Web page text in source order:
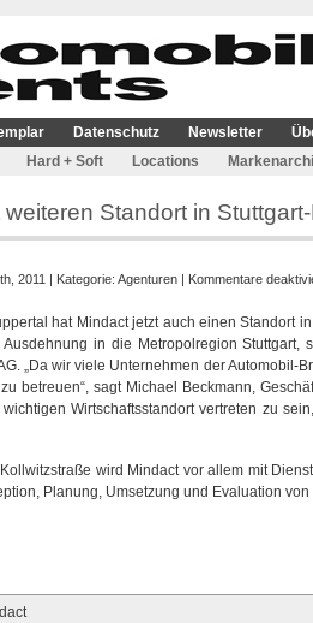
Datenschutz Newsletter
Hard + Soft Locations
Standort in
2011 | Kategorie: Agenturen | Kommentare
hat Mindact jetzt auch einen Standort
in die Metropolregion Stuttgart,
„Da wir viele Unternehmen der Automobil-
betreuen“, sagt Michael Beckmann,
Wirtschaftsstandort vertreten zu
wird Mindact vor allem mit
Planung, Umsetzung und Evaluation